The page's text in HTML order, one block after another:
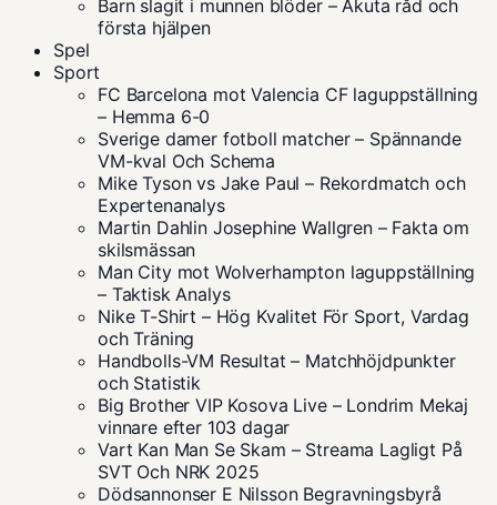
Barn slagit i munnen blöder – Akuta råd och
första hjälpen
Spel
Sport
FC Barcelona mot Valencia CF laguppställning
– Hemma 6-0
Sverige damer fotboll matcher – Spännande
VM-kval Och Schema
Mike Tyson vs Jake Paul – Rekordmatch och
Expertenanalys
Martin Dahlin Josephine Wallgren – Fakta om
skilsmässan
Man City mot Wolverhampton laguppställning
– Taktisk Analys
Nike T-Shirt – Hög Kvalitet För Sport, Vardag
och Träning
Handbolls-VM Resultat – Matchhöjdpunkter
och Statistik
Big Brother VIP Kosova Live – Londrim Mekaj
vinnare efter 103 dagar
Vart Kan Man Se Skam – Streama Lagligt På
SVT Och NRK 2025
Dödsannonser E Nilsson Begravningsbyrå